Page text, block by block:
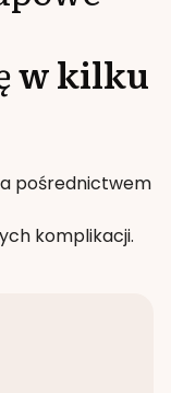
w kilku
pośrednictwem
komplikacji.